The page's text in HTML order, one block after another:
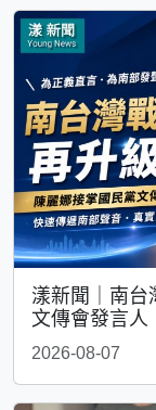
漾新聞｜南台
文傳會發言人
2026-08-07